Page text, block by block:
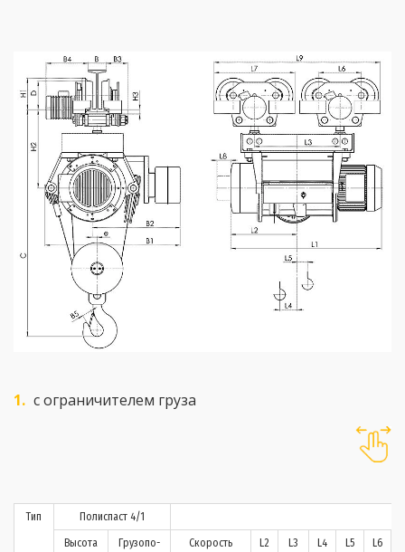
с ограничителем груза
Тип Полиспаст 4/1
Высота
Грузопо-
Скорость
L2 L3 L4 L5 L6